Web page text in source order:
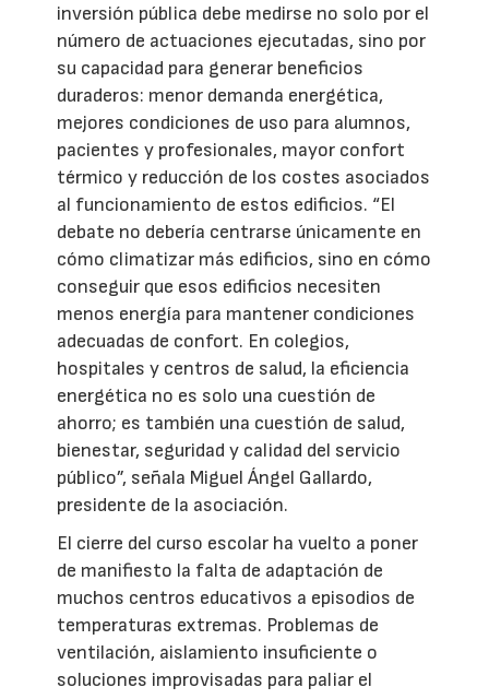
inversión pública debe medirse no solo por el
número de actuaciones ejecutadas, sino por
su capacidad para generar beneficios
duraderos: menor demanda energética,
mejores condiciones de uso para alumnos,
pacientes y profesionales, mayor confort
térmico y reducción de los costes asociados
al funcionamiento de estos edificios. “El
debate no debería centrarse únicamente en
cómo climatizar más edificios, sino en cómo
conseguir que esos edificios necesiten
menos energía para mantener condiciones
adecuadas de confort. En colegios,
hospitales y centros de salud, la eficiencia
energética no es solo una cuestión de
ahorro; es también una cuestión de salud,
bienestar, seguridad y calidad del servicio
público”, señala Miguel Ángel Gallardo,
presidente de la asociación.
El cierre del curso escolar ha vuelto a poner
de manifiesto la falta de adaptación de
muchos centros educativos a episodios de
temperaturas extremas. Problemas de
ventilación, aislamiento insuficiente o
soluciones improvisadas para paliar el